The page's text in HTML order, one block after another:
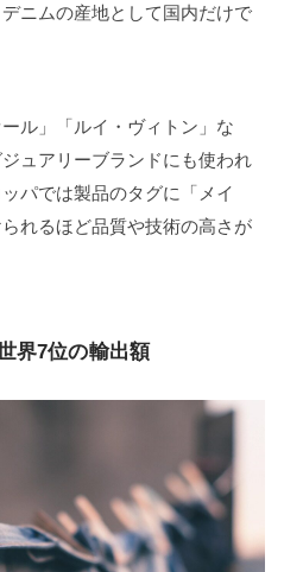
ニムの産地として国内だけで
ル」「ルイ・ヴィトン」な
ュアリーブランドにも使われ
パでは製品のタグに「メイ
れるほど品質や技術の高さが
界7位の輸出額